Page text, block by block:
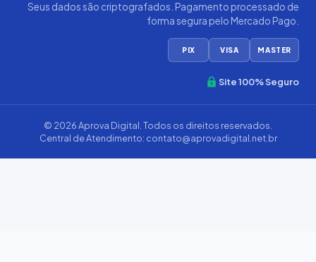
Seus dados são criptografados. Pagamento processado de
forma segura pelo Mercado Pago.
PIX VISA MASTER
Site 100% Seguro
© 2026Aprova Digital. Todos os direitos reservados.
Central de Atendimento: contato@aprovadigital.net.br